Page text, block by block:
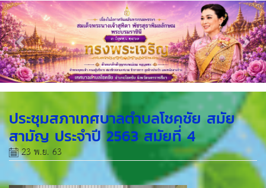
Previous Next
ประชุมสภาเทศบาลตำบลโชคชัย สมัย
สามัญ ประจำปี 2563 สมัยที่ 4
23 พ.ย. 63